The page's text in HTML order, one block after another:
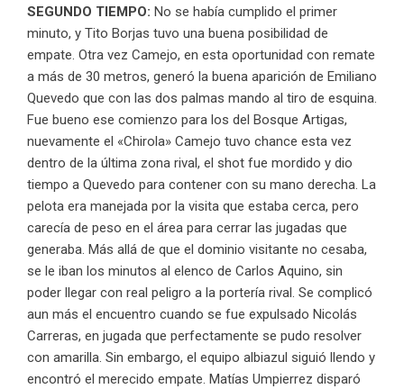
SEGUNDO TIEMPO: No se había cumplido el primer
minuto, y Tito Borjas tuvo una buena posibilidad de
empate. Otra vez Camejo, en esta oportunidad con remate
a más de 30 metros, generó la buena aparición de Emiliano
Quevedo que con las dos palmas mando al tiro de esquina.
Fue bueno ese comienzo para los del Bosque Artigas,
nuevamente el «Chirola» Camejo tuvo chance esta vez
dentro de la última zona rival, el shot fue mordido y dio
tiempo a Quevedo para contener con su mano derecha. La
pelota era manejada por la visita que estaba cerca, pero
carecía de peso en el área para cerrar las jugadas que
generaba. Más allá de que el dominio visitante no cesaba,
se le iban los minutos al elenco de Carlos Aquino, sin
poder llegar con real peligro a la portería rival. Se complicó
aun más el encuentro cuando se fue expulsado Nicolás
Carreras, en jugada que perfectamente se pudo resolver
con amarilla. Sin embargo, el equipo albiazul siguió llendo y
encontró el merecido empate. Matías Umpierrez disparó